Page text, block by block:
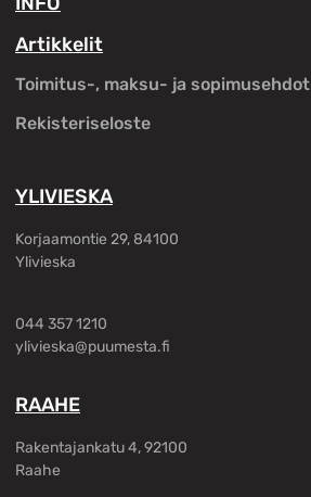
Artikkelit
Toimitus-, maksu- ja sopimusehdot
Rekisteriseloste
YLIVIESKA
Korjaamontie 29, 84100
Ylivieska
044 357 1210
ylivieska@puumesta.fi
RAAHE
Rakentajankatu 4, 92100
Raahe